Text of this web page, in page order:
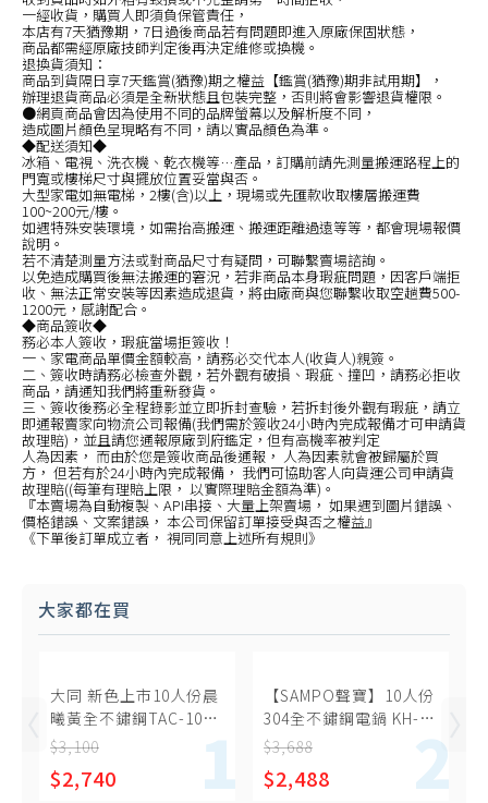
一經收貨，購買人即須負保管責任，
本店有7天猶豫期，7日過後商品若有問題即進入原廠保固狀態，
商品都需經原廠技師判定後再決定維修或換機。
退換貨須知：
商品到貨隔日享7天鑑賞(猶豫)期之權益【鑑賞(猶豫)期非試用期】，
辦理退貨商品必須是全新狀態且包裝完整，否則將會影響退貨權限。
●網頁商品會因為使用不同的品牌螢幕以及解析度不同，
造成圖片顏色呈現略有不同，請以實品顏色為準。
◆配送須知◆
冰箱、電視、洗衣機、乾衣機等…產品，訂購前請先測量搬運路程上的
門寬或樓梯尺寸與擺放位置妥當與否。
大型家電如無電梯，2樓(含)以上，現場或先匯款收取樓層搬運費
100~200元/樓。
如遇特殊安裝環境，如需抬高搬運、搬運距離過遠等等，都會現場報價
說明。
若不清楚測量方法或對商品尺寸有疑問，可聯繫賣場諮詢。
以免造成購買後無法搬運的窘況，若非商品本身瑕疵問題，因客戶端拒
收、無法正常安裝等因素造成退貨，將由廠商與您聯繫收取空趟費500-
1200元，感謝配合。
◆商品簽收◆
務必本人簽收，瑕疵當場拒簽收！
一、家電商品單價金額較高，請務必交代本人(收貨人)親簽。
二、簽收時請務必檢查外觀，若外觀有破損、瑕疵、撞凹，請務必拒收
商品，請通知我們將重新發貨。
三、簽收後務必全程錄影並立即拆封查驗，若拆封後外觀有瑕疵，請立
即通報賣家向物流公司報備(我們需於簽收24小時內完成報備才可申請貨
故理賠)，並且請您通報原廠到府鑑定，但有高機率被判定
人為因素， 而由於您是簽收商品後通報， 人為因素就會被歸屬於買
方， 但若有於24小時內完成報備， 我們可協助客人向貨運公司申請貨
故理賠((每筆有理賠上限， 以實際理賠金額為準)。
『本賣場為自動複製、API串接、大量上架賣場， 如果遇到圖片錯誤、
價格錯誤、文案錯誤， 本公司保留訂單接受與否之權益』
《下單後訂單成立者， 視同同意上述所有規則》
大家都在買
大同 新色上市10人份晨
曦黃全不鏽鋼TAC-10L-
MCS同款電鍋【TAC-
$3,100
$2,740
【SAMPO聲寶】10人份
304全不鏽鋼電鍋 KH-
WG10T
$3,688
$2,488